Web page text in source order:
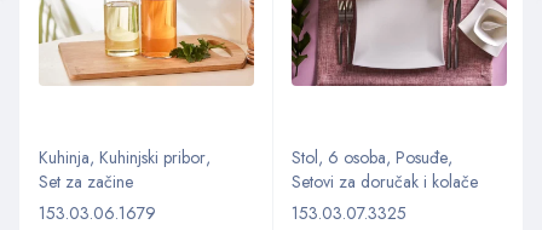
Kuhinja, Kuhinjski pribor,
Set za začine
153.03.06.1679
Stol, 6 osoba, Posuđe,
Setovi za doručak i kolače
153.03.07.3325